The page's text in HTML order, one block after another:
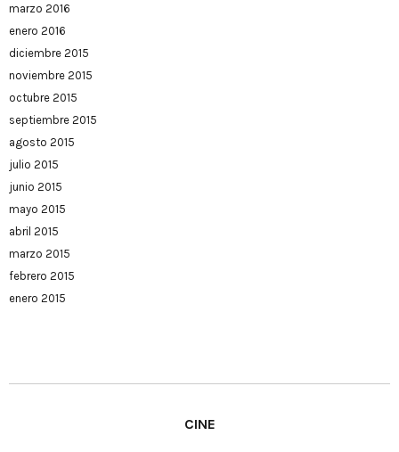
marzo 2016
enero 2016
diciembre 2015
noviembre 2015
octubre 2015
septiembre 2015
agosto 2015
julio 2015
junio 2015
mayo 2015
abril 2015
marzo 2015
febrero 2015
enero 2015
CINE